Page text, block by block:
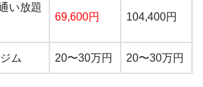
い放題
69,600円 104,400円
ム 20〜30万円 20〜30万円